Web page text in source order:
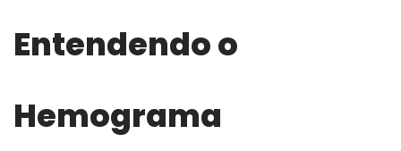
Entendendo o
Hemograma